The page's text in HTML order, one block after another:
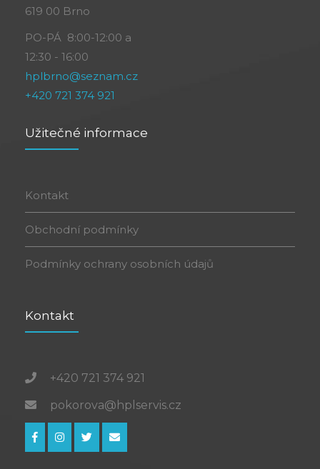
619 00 Brno
PO-PÁ 8:00-12:00 a
12:30 - 16:00
hplbrno@seznam.cz
+420 721 374 921
Užitečné informace
Kontakt
Obchodní podmínky
Podmínky ochrany osobních údajů
Kontakt
+420 721 374 921
pokorova@hplservis.cz